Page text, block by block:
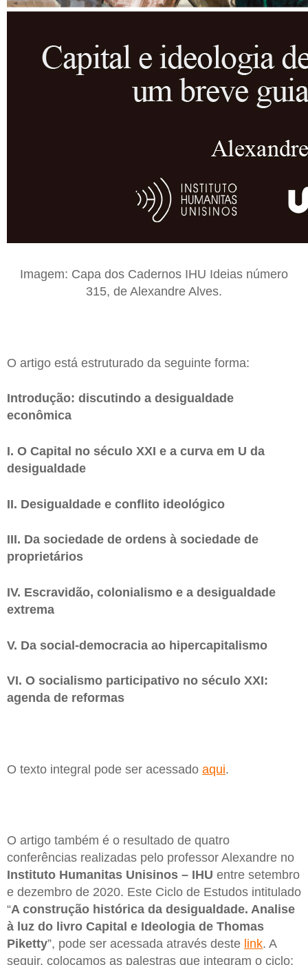
Imagem: Capa dos Cadernos IHU Ideias número
315, de Alexandre Alves.
O artigo está estruturado da seguinte forma:
Introdução: discutindo a desigualdade
econômica
I. O Capital no século XXI e a curva em U da
desigualdade
II. Desigualdade e conflito ideológico
III. Da sociedade de ordens à sociedade de
proprietários
IV. Escravidão, colonialismo e a desigualdade
extrema
V. Da social-democracia ao hipercapitalismo
VI. O socialismo participativo no século XXI:
agenda de reformas
O texto integral pode ser acessado aqui.
O artigo também é o resultado de quatro
conferências realizadas pelo professor Alexandre no
Instituto Humanitas Unisinos – IHU entre setembro
e dezembro de 2020. Este Ciclo de Estudos intitulado
“A construção histórica da desigualdade. Analise
à luz do livro Capital e Ideologia de Thomas
Piketty”, pode ser acessada através deste link. A
seguir, colocamos as palestras que integram o ciclo: